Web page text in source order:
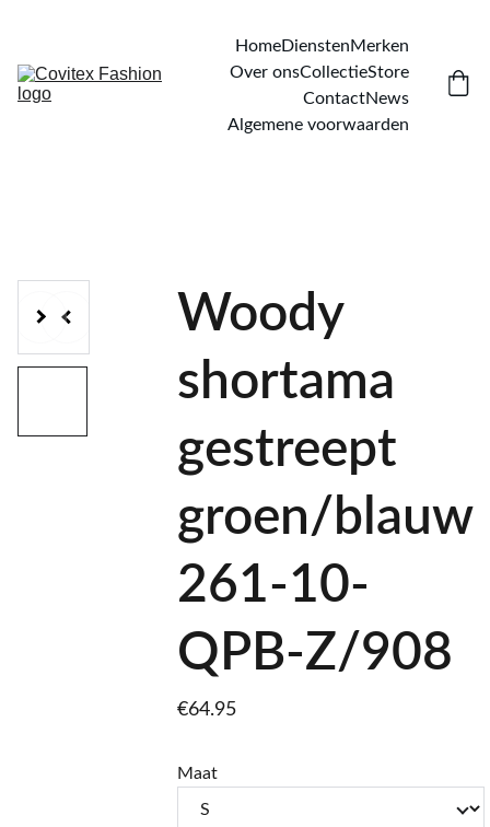
HomeDienstenMerken
Over onsCollectieStore
ContactNews
Algemene voorwaarden
Woody
shortama
gestreept
groen/blauw
261-10-
QPB-Z/908
€64.95
Maat